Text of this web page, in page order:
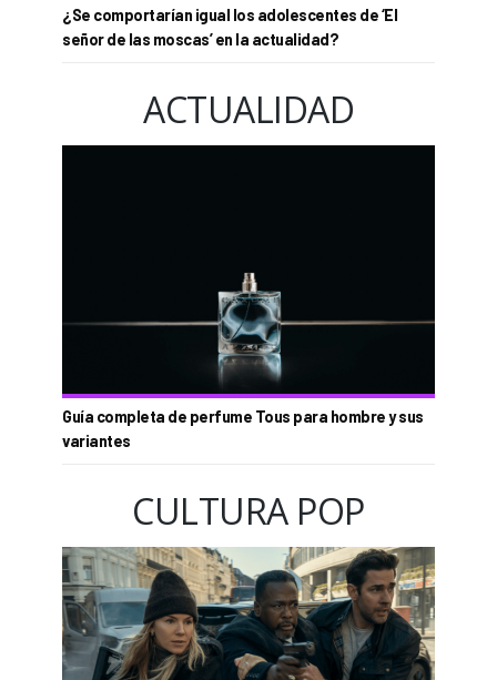
¿Se comportarían igual los adolescentes de ‘El
señor de las moscas’ en la actualidad?
ACTUALIDAD
Guía completa de perfume Tous para hombre y sus
variantes
CULTURA POP